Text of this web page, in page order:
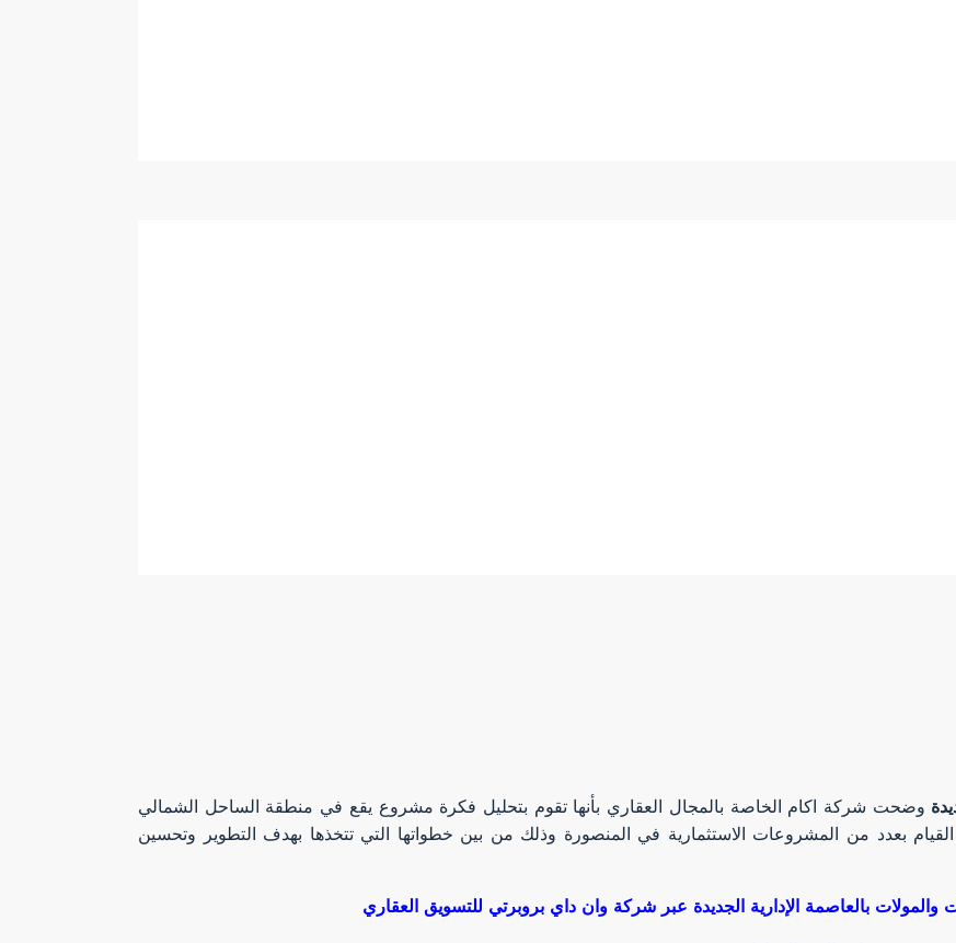
وضحت شركة اكام الخاصة بالمجال العقاري بأنها تقوم بتحليل فكرة مشروع يقع في منطقة الساحل الشمالي
بعدد من المشروعات الاستثمارية في المنصورة وذلك من بين خطواتها التي تتخذها بهدف التطوير وتحسين
بالعاصمة الإدارية الجديدة عبر شركة وان داي بروبرتي للتسويق العقاري